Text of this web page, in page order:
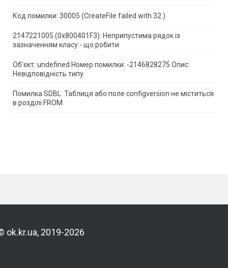
Код помилки: 30005 (CreateFile failed with 32.)
2147221005 (0x800401F3): Неприпустима рядок із
зазначенням класу - що робити
Об'єкт: undefined Номер помилки: -2146828275 Опис:
Невідповідність типу
Помилка SDBL: Таблиця або поле configversion не міститься
в розділі FROM
ok.kr.ua, 2019-2026